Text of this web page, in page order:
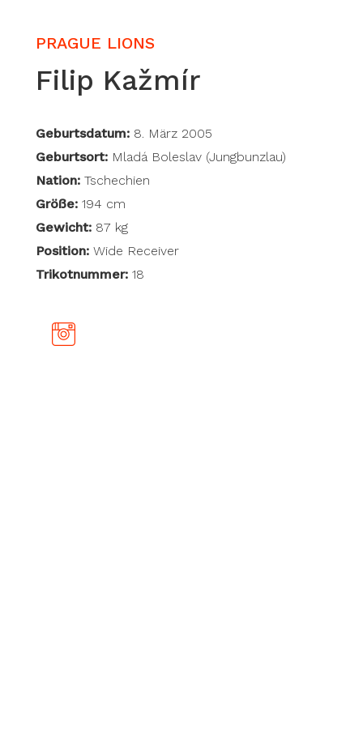
PRAGUE LIONS
Filip Kažmír
Geburtsdatum: 8. März 2005
Geburtsort: Mladá Boleslav (Jungbunzlau)
Nation: Tschechien
Größe:194 cm
Gewicht:87 kg
Position: Wide Receiver
Trikotnummer: 18